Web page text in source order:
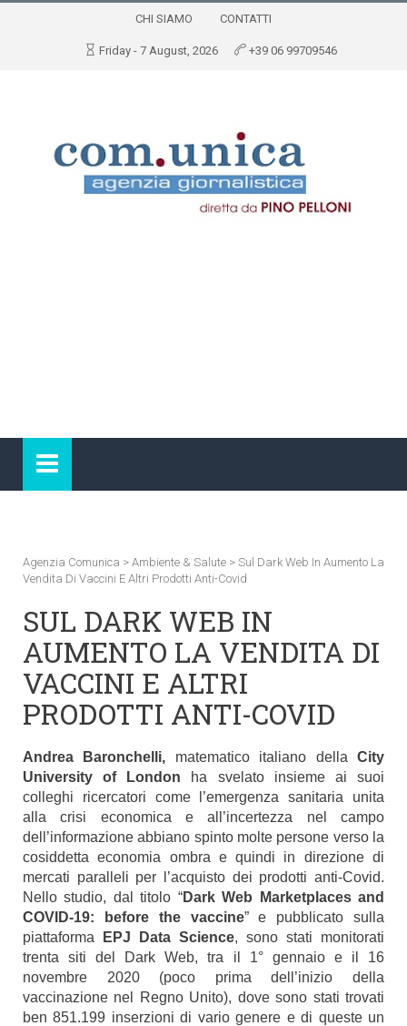
CHI SIAMO CONTATTI
Friday - 7 August, 2026 +39 06 99709546
Agenzia Comunica > Ambiente & Salute > Sul Dark Web In Aumento La
Vendita Di Vaccini E Altri Prodotti Anti-Covid
SUL DARK WEB IN
AUMENTO LA VENDITA DI
VACCINI E ALTRI
PRODOTTI ANTI-COVID
Andrea Baronchelli, matematico italiano della City
University of London ha svelato insieme ai suoi
colleghi ricercatori come l’emergenza sanitaria unita
alla crisi economica e all’incertezza nel campo
dell’informazione abbiano spinto molte persone verso la
cosiddetta economia ombra e quindi in direzione di
mercati paralleli per l’acquisto dei prodotti anti-Covid.
Nello studio, dal titolo “Dark Web Marketplaces and
COVID-19: before the vaccine” e pubblicato sulla
piattaforma
EPJ Data Science, sono stati monitorati
trenta siti del Dark Web, tra il 1° gennaio e il 16
novembre 2020 (poco prima dell’inizio della
vaccinazione nel Regno Unito), dove sono stati trovati
ben 851.199 inserzioni di vario genere e di queste un